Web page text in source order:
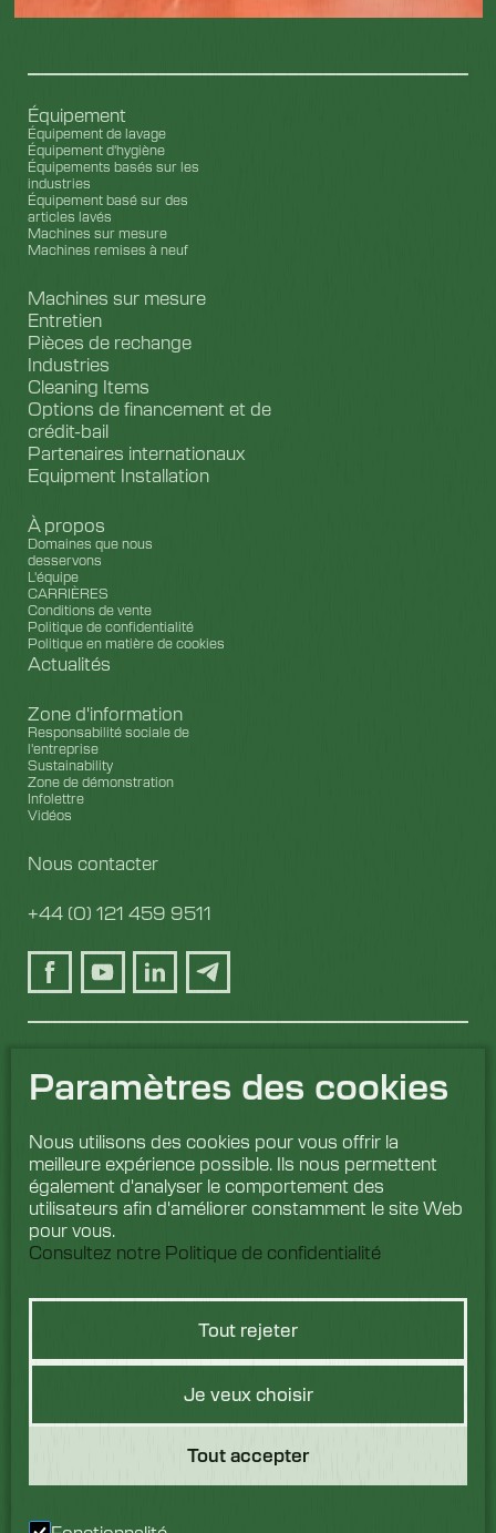
Paramètres des cookies
Nous utilisons des cookies pour vous offrir la
meilleure expérience possible. Ils nous permettent
également d'analyser le comportement des
utilisateurs afin d'améliorer constamment le site Web
pour vous.
Consultez notre Politique de confidentialité
Tout rejeter
Je veux choisir
Tout accepter
Équipement
Équipement de lavage
Équipement d'hygiène
Équipements basés sur les
industries
Équipement basé sur des
articles lavés
Machines sur mesure
Machines remises à neuf
Machines sur mesure
Entretien
Pièces de rechange
Industries
Cleaning Items
Options de financement et de
crédit-bail
Partenaires internationaux
Equipment Installation
À propos
Domaines que nous
desservons
L'équipe
CARRIÈRES
Conditions de vente
Politique de confidentialité
Politique en matière de cookies
Actualités
Zone d'information
Responsabilité sociale de
l'entreprise
Sustainability
Zone de démonstration
Infolettre
Vidéos
Nous contacter
+44 (0) 121 459 9511
Vous avez une
question ?
Nous aimerions avoir de